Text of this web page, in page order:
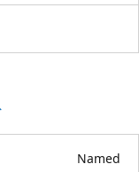
Named